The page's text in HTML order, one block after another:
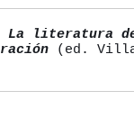
La literatura
(ed.